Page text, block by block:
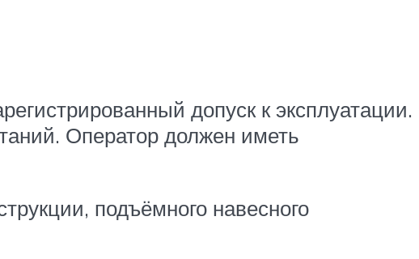
допуск к эксплуатации.
Оператор должен иметь
подъёмного навесного